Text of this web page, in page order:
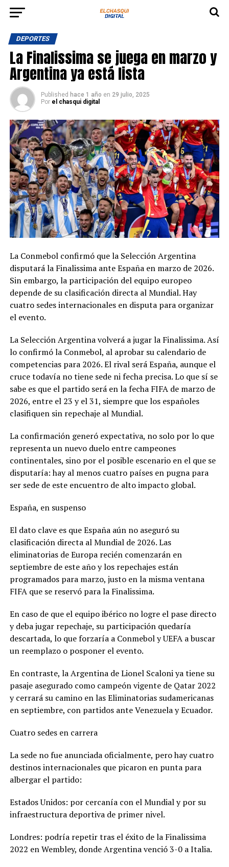
DEPORTES
La Finalissima se juega en marzo y
Argentina ya está lista
Published hace 1 año en 29 julio, 2025
Por el chasqui digital
La Conmebol confirmó que la Selección Argentina
disputará la Finalissima ante España en marzo de 2026.
Sin embargo, la participación del equipo europeo
depende de su clasificación directa al Mundial. Hay
cuatro sedes internacionales en disputa para organizar
el evento.
La Selección Argentina volverá a jugar la Finalissima. Así
lo confirmó la Conmebol, al aprobar su calendario de
competencias para 2026. El rival será España, aunque el
cruce todavía no tiene sede ni fecha precisa. Lo que sí se
sabe es que el partido será en la fecha FIFA de marzo de
2026, entre el 23 y el 31, siempre que los españoles
clasifiquen sin repechaje al Mundial.
La confirmación generó expectativa, no solo por lo que
representa un nuevo duelo entre campeones
continentales, sino por el posible escenario en el que se
disputaría: hay al menos cuatro países en pugna para
ser sede de este encuentro de alto impacto global.
España, en suspenso
El dato clave es que España aún no aseguró su
clasificación directa al Mundial de 2026. Las
eliminatorias de Europa recién comenzarán en
septiembre de este año y los repechajes están
programados para marzo, justo en la misma ventana
FIFA que se reservó para la Finalissima.
En caso de que el equipo ibérico no logre el pase directo
y deba jugar repechaje, su participación quedaría
descartada, lo que forzaría a Conmebol y UEFA a buscar
un reemplazo o posponer el evento.
En contraste, la Argentina de Lionel Scaloni ya tiene su
pasaje asegurado como campeón vigente de Qatar 2022
y cerrará su camino en las Eliminatorias sudamericanas
en septiembre, con partidos ante Venezuela y Ecuador.
Cuatro sedes en carrera
La sede no fue anunciada oficialmente, pero hay cuatro
destinos internacionales que picaron en punta para
albergar el partido:
Estados Unidos: por cercanía con el Mundial y por su
infraestructura deportiva de primer nivel.
Londres: podría repetir tras el éxito de la Finalissima
2022 en Wembley, donde Argentina venció 3-0 a Italia.